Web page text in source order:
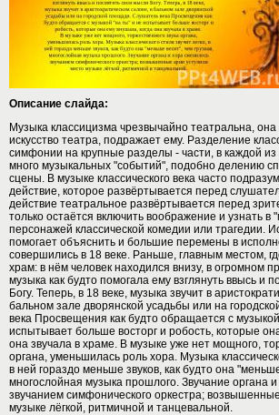
Описание слайда:
Музыка классицизма чрезвычайно театральна, она
искусство театра, подражает ему. Разделение
симфонии на крупные разделы - части, в каждой из
много музыкальных "событий", подобно делению
сцены. В музыке классического века часто
действие, которое развёртывается перед
действие театральное развёртывается перед
только остаётся включить воображение и узнать
персонажей классической комедии или трагедии.
помогает объяснить и большие перемены в
совершились в 18 веке. Раньше, главным местом,
храм: в нём человек находился внизу, в огромном
музыка как будто помогала ему взглянуть ввысь и
Богу. Теперь, в 18 веке, музыка звучит в
бальном зале дворянской усадьбы или на
века Просвещения как будто обращается с
испытывает больше восторг и робость, которые
она звучала в храме. В музыке уже нет мощного,
органа, уменьшилась роль хора. Музыка
в ней гораздо меньше звуков, как будто она
многослойная музыка прошлого. Звучание органа
звучанием симфонического оркестра;
музыке лёгкой, ритмичной и танцевальной.